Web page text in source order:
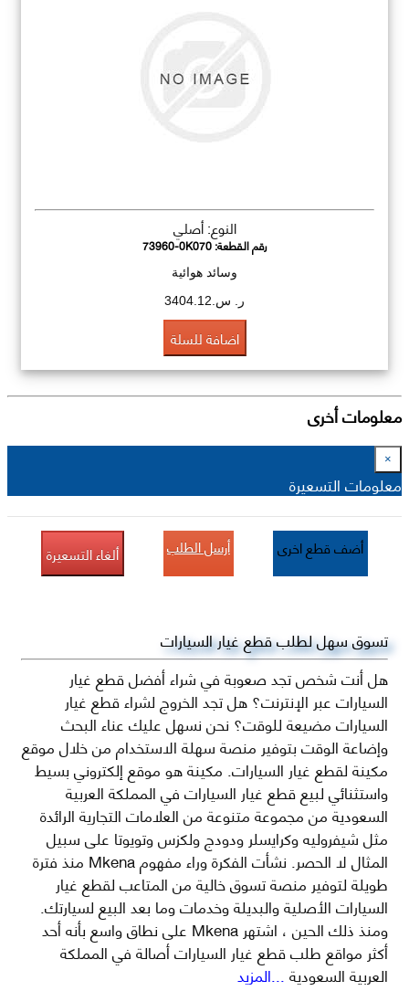
النوع: أصلي
رقم القطعة:73960-0K070
وسائد هوائية
ر. س.3404.12
اضافة للسلة
معلومات أخرى
×
معلومات التسعيرة
أضف قطع اخرى أرسل الطلب ألغاء التسعيرة
تسوق سهل لطلب قطع غيار السيارات
هل أنت شخص تجد صعوبة في شراء أفضل قطع غيار
السيارات عبر الإنترنت؟ هل تجد الخروج لشراء قطع غيار
السيارات مضيعة للوقت؟ نحن نسهل عليك عناء البحث
وإضاعة الوقت بتوفير منصة سهلة الاستخدام من خلال موقع
مكينة لقطع غيار السيارات. مكينة هو موقع إلكتروني بسيط
واستثنائي لبيع قطع غيار السيارات في المملكة العربية
السعودية من مجموعة متنوعة من العلامات التجارية الرائدة
مثل شيفروليه وكرايسلر ودودج ولكزس وتويوتا على سبيل
المثال لا الحصر. نشأت الفكرة وراء مفهوم Mkena منذ فترة
طويلة لتوفير منصة تسوق خالية من المتاعب لقطع غيار
السيارات الأصلية والبديلة وخدمات وما بعد البيع لسيارتك.
ومنذ ذلك الحين ، اشتهر Mkena على نطاق واسع بأنه أحد
أكثر مواقع طلب قطع غيار السيارات أصالة في المملكة
العربية السعودية...المزيد